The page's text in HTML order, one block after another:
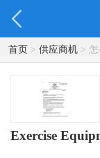
首页> 供应商机> 怎
注册号 Exercise
Exercise